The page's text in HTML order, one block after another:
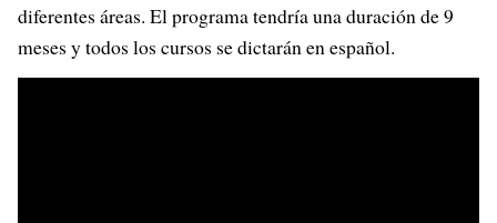
diferentes áreas. El programa tendría una duración de 9
meses y todos los cursos se dictarán en español.